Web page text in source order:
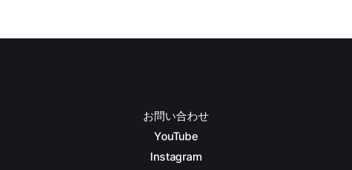
お問い合わせ
YouTube
Instagram